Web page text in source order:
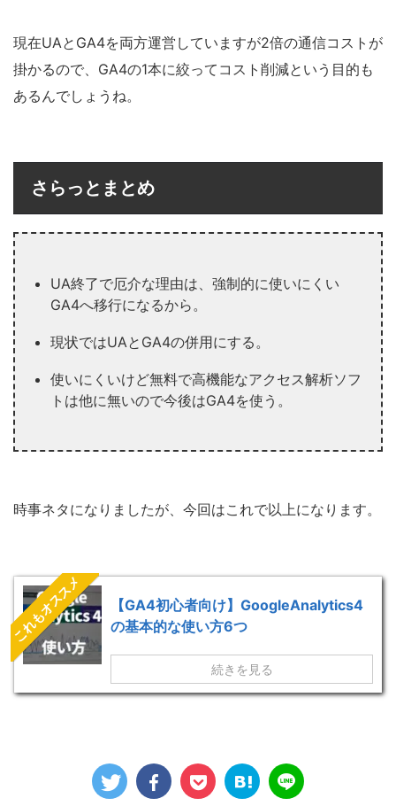
現在UAとGA4を両方運営していますが2倍の通信コストが
掛かるので、GA4の1本に絞ってコスト削減という目的も
あるんでしょうね。
さらっとまとめ
UA終了で厄介な理由は、強制的に使いにくい
GA4へ移行になるから。
現状ではUAとGA4の併用にする。
使いにくいけど無料で高機能なアクセス解析ソフ
トは他に無いので今後はGA4を使う。
時事ネタになりましたが、今回はこれで以上になります。
これもオススメ
【GA4初心者向け】GoogleAnalytics4
の基本的な使い方6つ
続きを見る